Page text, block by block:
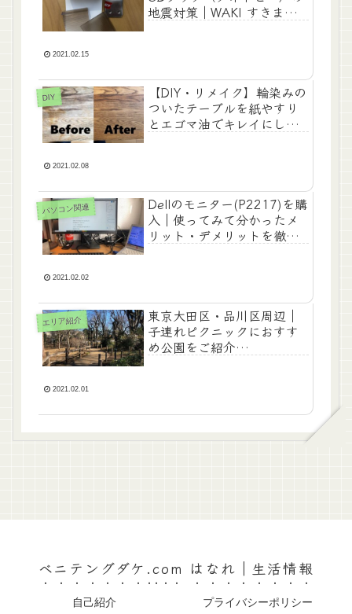
地震対策｜WAKI すきまマ
2021.02.15
DIY
【DIY・リメイク】輪染みの
ついたテーブルを紙やすり
とエゴマ油でキレイにした
2021.02.08
パソコン関連
Dellのモニター(P2217)を購
入｜使ってみて分かったメ
リット・デメリットを徹底
2021.02.02
エリア紹介
東京大田区・品川区周辺｜
子連れピクニックにおすす
め公園をご紹介
2021.02.01
ベニテングダケ.com はなれ｜生活情報
自己紹介 プライバシーポリシー